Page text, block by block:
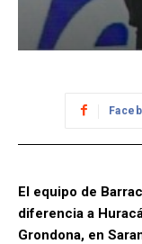
El equipo de
diferencia a
Grondona, en